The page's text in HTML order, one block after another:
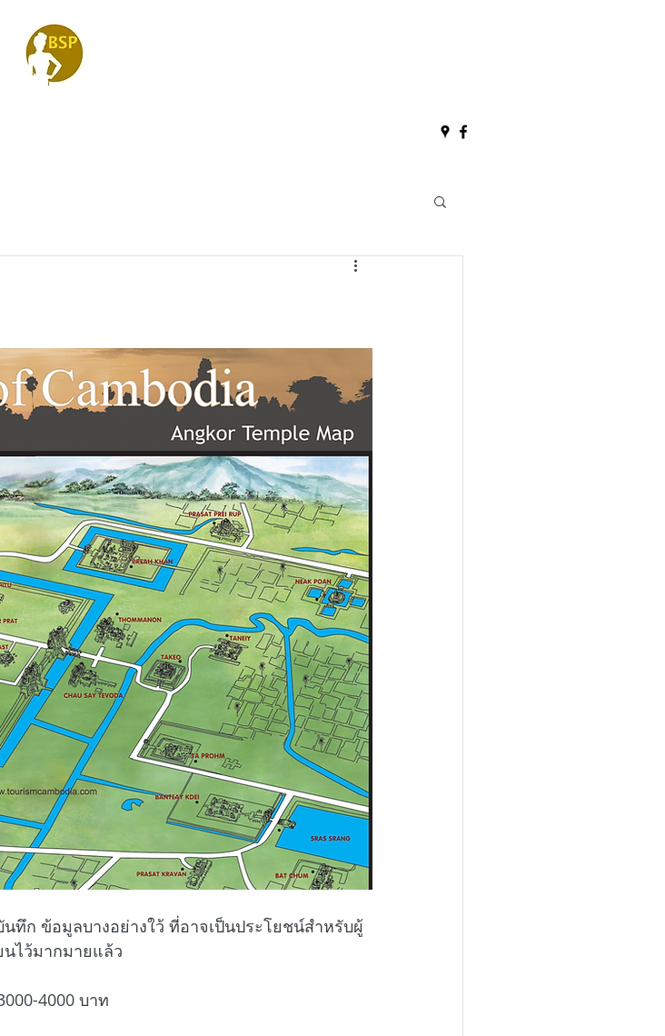
ทึก ข้อมูลบางอย่างใว้ ที่อาจเป็นประโยชน์สำหรับผู้
นไว้มากมายแล้ว
4000 บาท